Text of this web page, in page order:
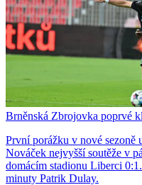
Brněnská Zbrojovka poprvé
První porážku v nové
Nováček nejvyšší soutěže v
domácím stadionu Liberci
minuty Patrik Dulay.